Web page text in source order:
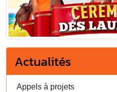
Actualités
Appels à projets